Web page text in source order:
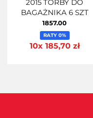
2015 TORBY DO
BAGAŻNIKA 6 SZT
1857.00
RATY 0%
10x 185,70 zł